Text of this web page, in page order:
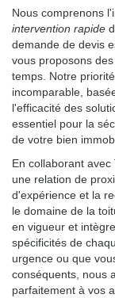
Nous comprenons
intervention rapide
demande de devis
vous proposons
temps. Notre
incomparable,
l'efficacité des
essentiel pour la
de votre bien
En collaborant avec
une relation de
d'expérience et la
le domaine de la
en vigueur et
spécificités de
urgence ou que
conséquents, nous
parfaitement à vos